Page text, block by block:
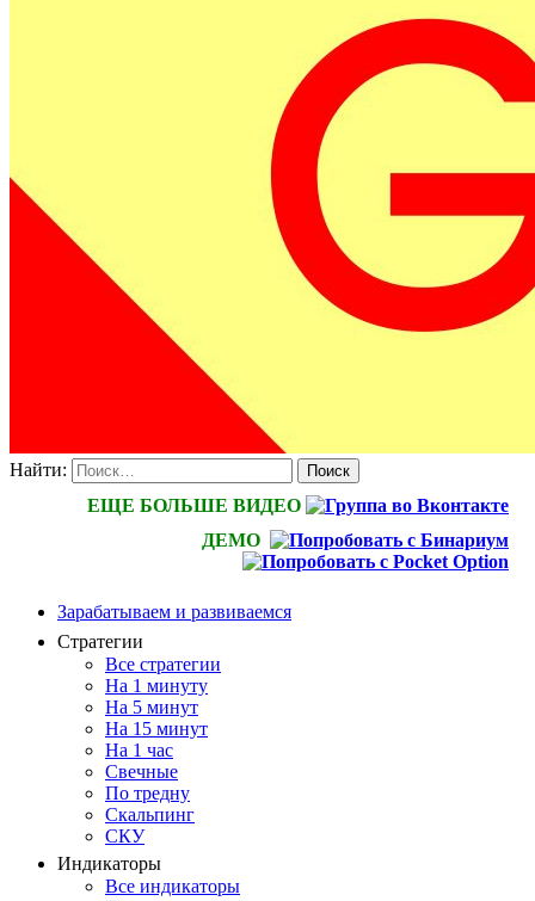
Найти:
ЕЩЕ БОЛЬШЕ ВИДЕО
ДЕМО
Зарабатываем и развиваемся
Стратегии
Все стратегии
На 1 минуту
На 5 минут
На 15 минут
На 1 час
Свечные
По тредну
Скальпинг
СКУ
Индикаторы
Все индикаторы